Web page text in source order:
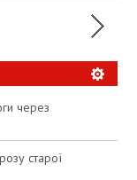
через
старої